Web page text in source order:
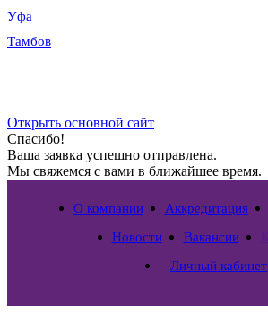
Уфа
Тамбов
Открыть основной сайт
Спасибо!
Ваша заявка успешно отправлена.
Мы свяжемся с вами в ближайшее время.
О компании Аккредитация
Новости
Вакансии
Личный кабинет